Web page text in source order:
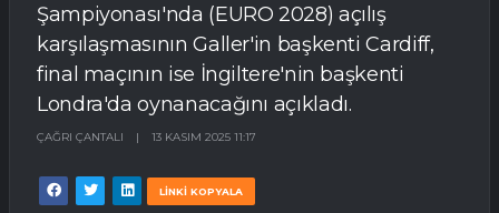
Şampiyonası'nda (EURO 2028) açılış
karşılaşmasının Galler'in başkenti Cardiff,
final maçının ise İngiltere'nin başkenti
Londra'da oynanacağını açıkladı.
ÇAĞRI ÇANTALI | 13 KASIM 2025 11:17
LİNKİ KOPYALA